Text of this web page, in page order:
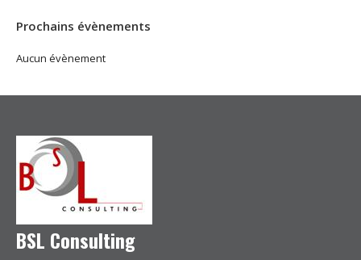
Prochains évènements
Aucun évènement
BSL Consulting